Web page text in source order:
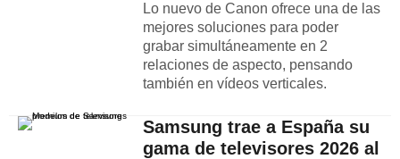
Lo nuevo de Canon ofrece una de las
mejores soluciones para poder
grabar simultáneamente en 2
relaciones de aspecto, pensando
también en vídeos verticales.
Samsung trae a España su
gama de televisores 2026 al